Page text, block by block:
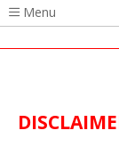
Menu